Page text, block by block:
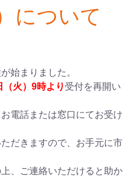
について
始まりました。
（火）9時より 受付を再開い
電話または窓口にてお受け
だきますので、お手元に市
、ご連絡いただけると助か